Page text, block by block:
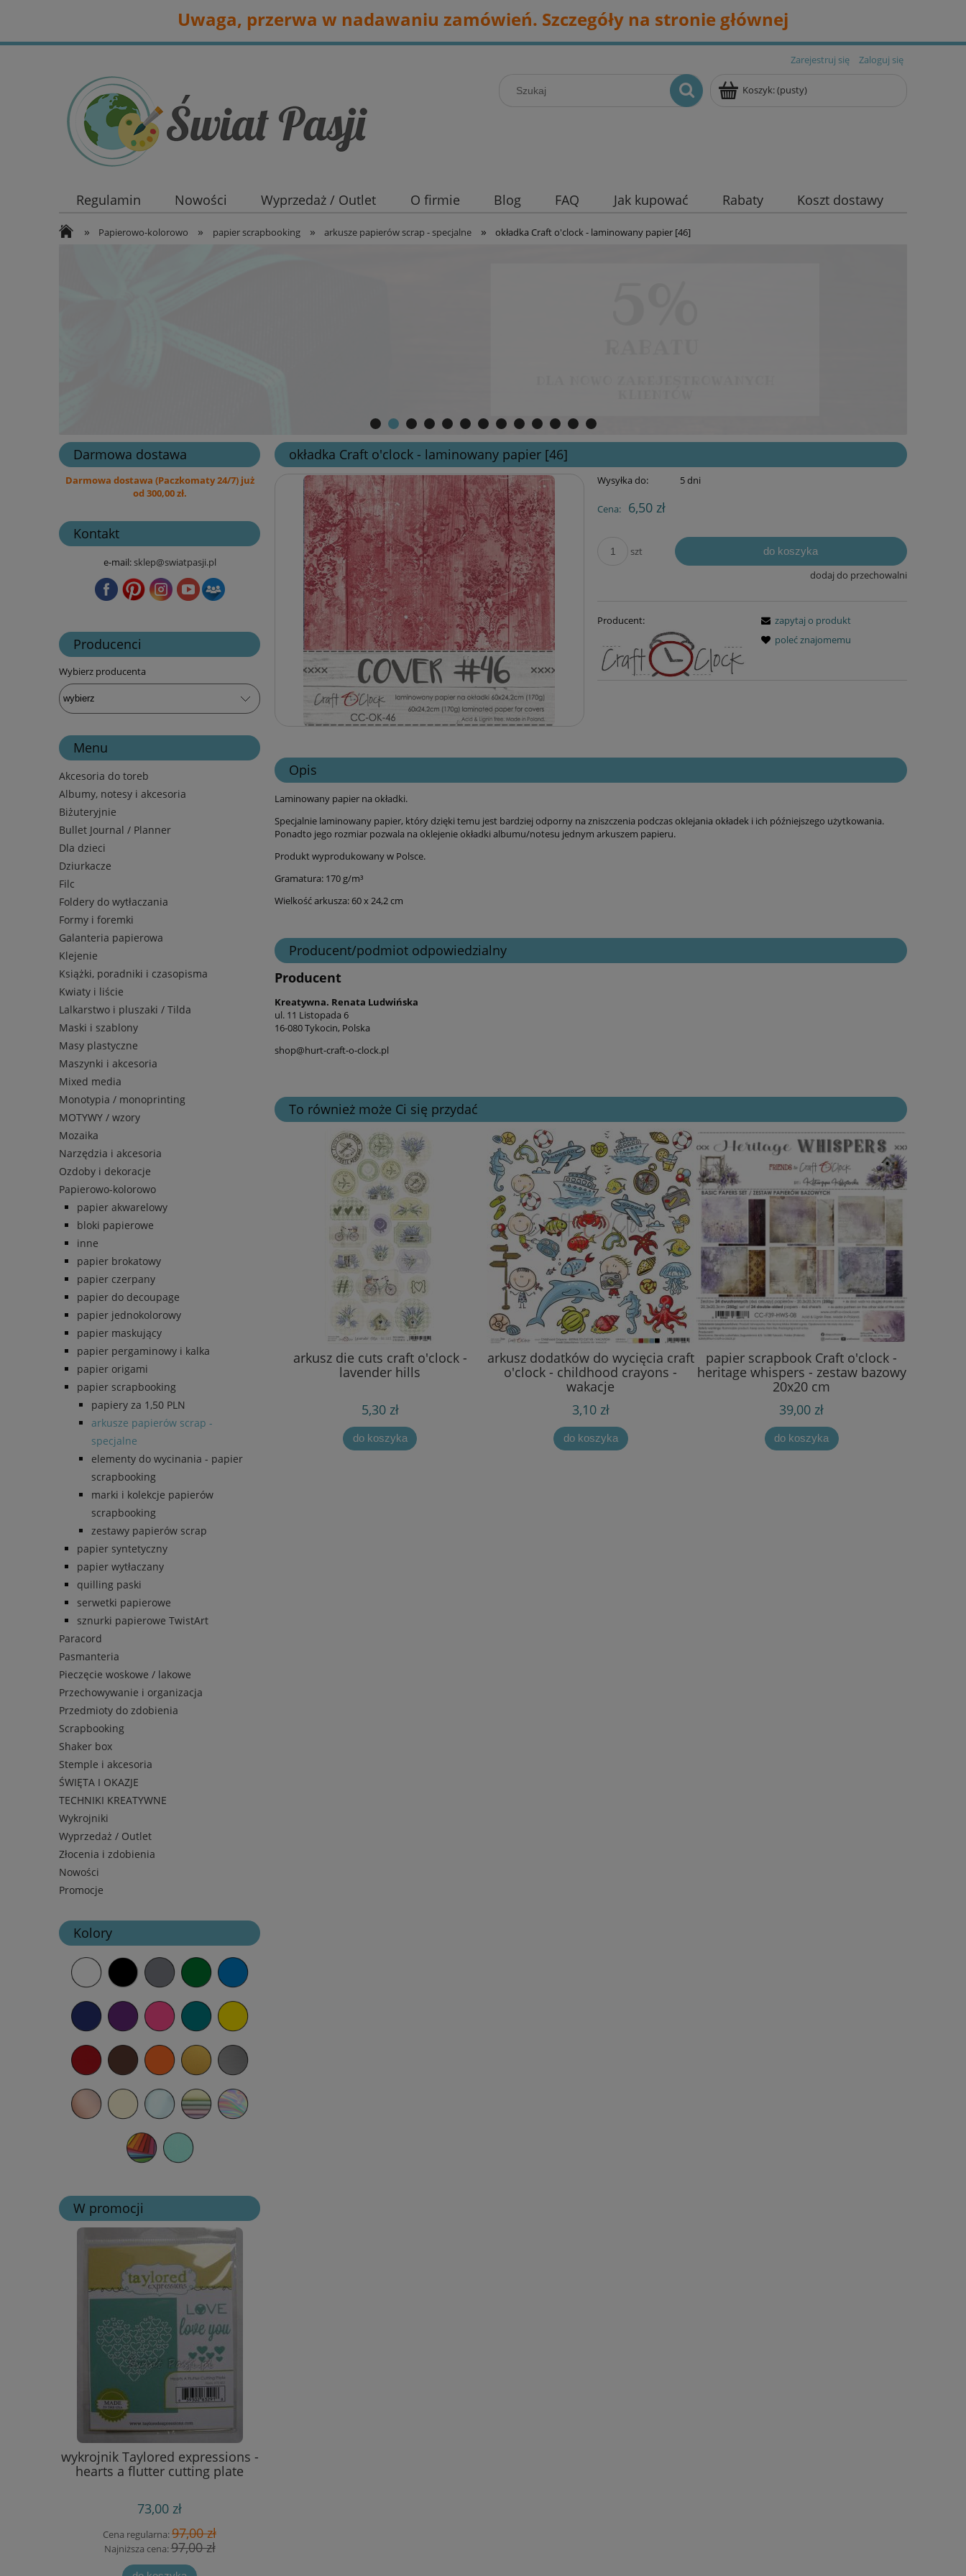
Uwaga, przerwa w nadawaniu zamówień. Szczegóły na stronie głównej
Zarejestruj się Zaloguj się
Koszyk:(pusty)
Regulamin Nowości Wyprzedaż / Outlet O firmie Blog FAQ Jak kupować Rabaty Koszt dostawy
» Papierowo-kolorowo » papier scrapbooking » arkusze papierów scrap - specjalne » okładka Craft o'clock - laminowany papier [46]
Darmowa dostawa
Darmowa dostawa (Paczkomaty 24/7) już
od 300,00 zł.
Kontakt
e-mail:sklep@swiatpasji.pl
Producenci
Wybierz producenta
Menu
Akcesoria do toreb
Albumy, notesy i akcesoria
Biżuteryjnie
Bullet Journal / Planner
Dla dzieci
Dziurkacze
Filc
Foldery do wytłaczania
Formy i foremki
Galanteria papierowa
Klejenie
Książki, poradniki i czasopisma
Kwiaty i liście
Lalkarstwo i pluszaki / Tilda
Maski i szablony
Masy plastyczne
Maszynki i akcesoria
Mixed media
Monotypia / monoprinting
MOTYWY / wzory
Mozaika
Narzędzia i akcesoria
Ozdoby i dekoracje
Papierowo-kolorowo
papier akwarelowy
bloki papierowe
inne
papier brokatowy
papier czerpany
papier do decoupage
papier jednokolorowy
papier maskujący
papier pergaminowy i kalka
papier origami
papier scrapbooking
papiery za 1,50 PLN
arkusze papierów scrap -
specjalne
elementy do wycinania - papier
scrapbooking
marki i kolekcje papierów
scrapbooking
zestawy papierów scrap
papier syntetyczny
papier wytłaczany
quilling paski
serwetki papierowe
sznurki papierowe TwistArt
Paracord
Pasmanteria
Pieczęcie woskowe / lakowe
Przechowywanie i organizacja
Przedmioty do zdobienia
Scrapbooking
Shaker box
Stemple i akcesoria
ŚWIĘTA I OKAZJE
TECHNIKI KREATYWNE
Wykrojniki
Wyprzedaż / Outlet
Złocenia i zdobienia
Nowości
Promocje
Kolory
W promocji
wykrojnik Taylored expressions -
hearts a flutter cutting plate
73,00 zł
Cena regularna:97,00 zł
Najniższa cena:97,00 zł
okładka Craft o'clock - laminowany papier [46]
Wysyłka do: 5 dni
Cena: 6,50 zł
szt do koszyka
dodaj do przechowalni
Producent:
zapytaj o produkt
poleć znajomemu
Opis
Laminowany papier na okładki.
Specjalnie laminowany papier, który dzięki temu jest bardziej odporny na zniszczenia podczas oklejania okładek i ich późniejszego użytkowania.
Ponadto jego rozmiar pozwala na oklejenie okładki albumu/notesu jednym arkuszem papieru.
Produkt wyprodukowany w Polsce.
Gramatura: 170 g/m³
Wielkość arkusza: 60 x 24,2 cm
Producent/podmiot odpowiedzialny
Producent
Kreatywna. Renata Ludwińska
ul. 11 Listopada 6
16-080 Tykocin, Polska
shop@hurt-craft-o-clock.pl
To również może Ci się przydać
arkusz die cuts craft o'clock -
lavender hills
5,30 zł
do koszyka
arkusz dodatków do wycięcia craft
o'clock - childhood crayons -
wakacje
3,10 zł
do koszyka
papier scrapbook Craft o'clock -
heritage whispers - zestaw bazowy
20x20 cm
39,00 zł
do koszyka